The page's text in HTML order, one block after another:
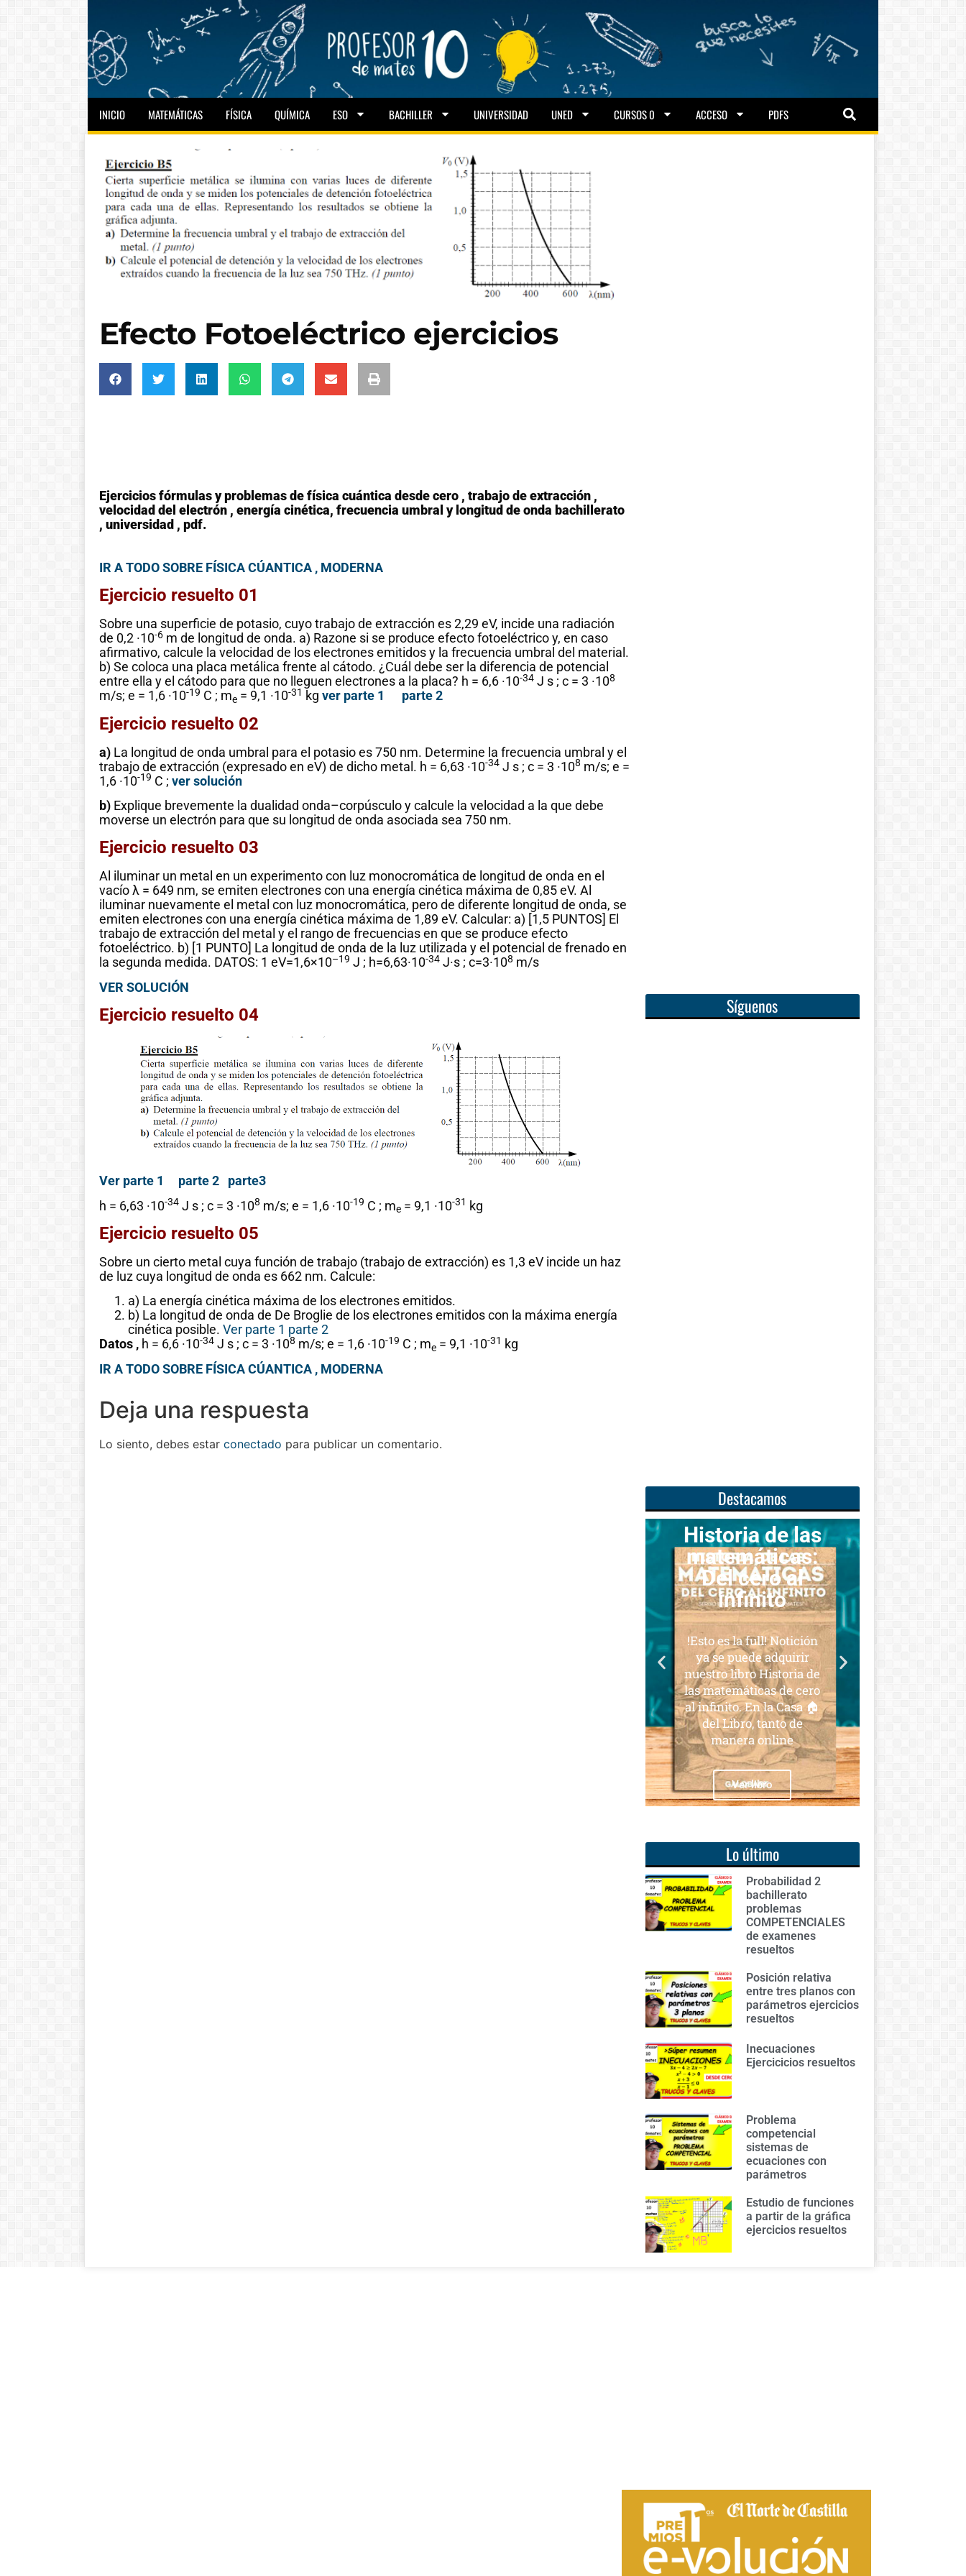
INICIO MATEMÁTICAS FÍSICA QUÍMICA ESO BACHILLER UNIVERSIDAD UNED CURSOS 0 ACCESO PDFS
Efecto Fotoeléctrico ejercicios
Ejercicios fórmulas y problemas de física cuántica desde cero , trabajo de extracción ,
velocidad del electrón , energía cinética, frecuencia umbral y longitud de onda bachillerato
, universidad , pdf.
IR A TODO SOBRE FÍSICA CÚANTICA , MODERNA
Ejercicio resuelto 01
Sobre una superficie de potasio, cuyo trabajo de extracción es 2,29 eV, incide una radiación
de 0,2 ·10-6 m de longitud de onda. a) Razone si se produce efecto fotoeléctrico y, en caso
afirmativo, calcule la velocidad de los electrones emitidos y la frecuencia umbral del material.
b) Se coloca una placa metálica frente al cátodo. ¿Cuál debe ser la diferencia de potencial
entre ella y el cátodo para que no lleguen electrones a la placa? h = 6,6 ·10-34 J s ; c = 3 ·108
m/s; e = 1,6 ·10-19 C ; me = 9,1 ·10-31 kg ver parte 1 parte 2
Ejercicio resuelto 02
a) La longitud de onda umbral para el potasio es 750 nm. Determine la frecuencia umbral y el
trabajo de extracción (expresado en eV) de dicho metal. h = 6,63 ·10-34 J s ; c = 3 ·108 m/s; e =
1,6 ·10-19 C ; ver solución
b) Explique brevemente la dualidad onda–corpúsculo y calcule la velocidad a la que debe
moverse un electrón para que su longitud de onda asociada sea 750 nm.
Ejercicio resuelto 03
Al iluminar un metal en un experimento con luz monocromática de longitud de onda en el
vacío λ = 649 nm, se emiten electrones con una energía cinética máxima de 0,85 eV. Al
iluminar nuevamente el metal con luz monocromática, pero de diferente longitud de onda, se
emiten electrones con una energía cinética máxima de 1,89 eV. Calcular: a) [1,5 PUNTOS] El
trabajo de extracción del metal y el rango de frecuencias en que se produce efecto
fotoeléctrico. b) [1 PUNTO] La longitud de onda de la luz utilizada y el potencial de frenado en
la segunda medida. DATOS: 1 eV=1,6×10–19 J ; h=6,63·10-34 J·s ; c=3·108 m/s
VER SOLUCIÓN
Ejercicio resuelto 04
Ver parte 1 parte 2
parte3
h = 6,63 ·10-34 J s ; c = 3 ·108 m/s; e = 1,6 ·10-19 C ; me = 9,1 ·10-31 kg
Ejercicio resuelto 05
Sobre un cierto metal cuya función de trabajo (trabajo de extracción) es 1,3 eV incide un haz
de luz cuya longitud de onda es 662 nm. Calcule:
a) La energía cinética máxima de los electrones emitidos.
b) La longitud de onda de De Broglie de los electrones emitidos con la máxima energía
cinética posible. Ver parte 1 parte 2
Datos , h = 6,6 ·10-34 J s ; c = 3 ·108 m/s; e = 1,6 ·10-19 C ; me = 9,1 ·10-31 kg
IR A TODO SOBRE FÍSICA CÚANTICA , MODERNA
Deja una respuesta
Lo siento, debes estar conectado para publicar un comentario.
Síguenos
Destacamos
Historia de las
matemáticas:
Del cero al
infinito
!Esto es la full! Notición
ya se puede adquirir
nuestro libro Historia de
las matemáticas de cero
al infinito. En la Casa 🏠
del Libro, tanto de
manera online
Ver libro
matemáticas
para todos
Notición!! Ya se puede
adquirir nuestro segundo
libro: Unas matemáticas
Lo último
Probabilidad 2
bachillerato
problemas
COMPETENCIALES
de examenes
resueltos
Posición relativa
entre tres planos con
parámetros ejercicios
resueltos
Inecuaciones
Ejercicicios resueltos
Problema
competencial
sistemas de
ecuaciones con
parámetros
Estudio de funciones
a partir de la gráfica
ejercicios resueltos